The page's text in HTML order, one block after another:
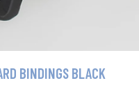
BINDINGS BLACK